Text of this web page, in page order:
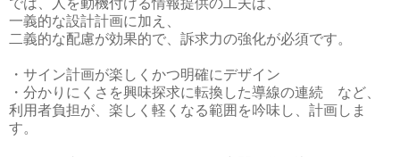
では、人を動機付ける情報提供の工夫は、
一義的な設計計画に加え、
二義的な配慮が効果的で、訴求力の強化が必須です。
・サイン計画が楽しくかつ明確にデザイン
・分かりにくさを興味探求に転換した導線の連続 など、
利用者負担が、楽しく軽くなる範囲を吟味し、計画しま
す。